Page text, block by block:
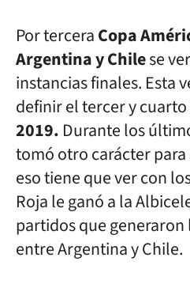
Por terceraCopa
Argentina y Chilese
instancias finales. Esta
definir el tercer y
2019. Durante los
tomó otro carácter para
eso tiene que ver con
Roja le ganó a la
partidos que
entre Argentina y Chile.